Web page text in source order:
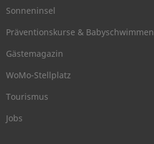
Sonneninsel
Präventionskurse & Babyschwimmen
Gästemagazin
WoMo-Stellplatz
Tourismus
Jobs